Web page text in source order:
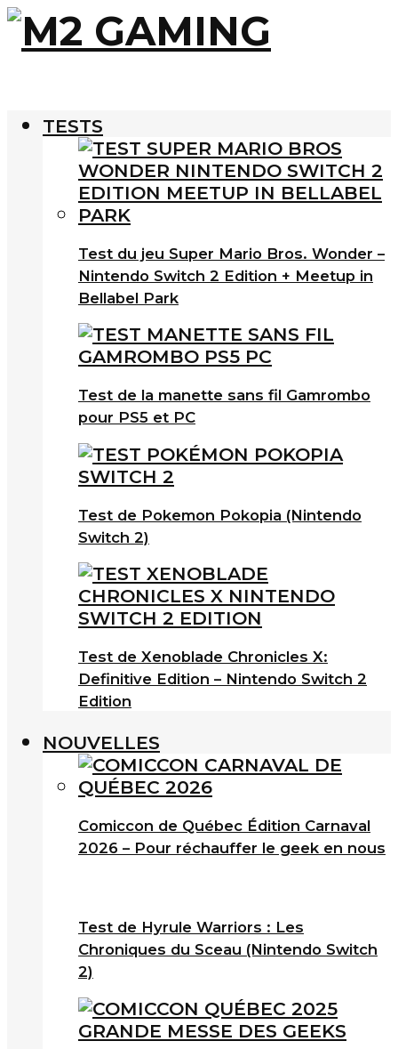
TESTS
Test du jeu Super Mario Bros. Wonder –
Nintendo Switch 2 Edition + Meetup in
Bellabel Park
Test de la manette sans fil Gamrombo
pour PS5 et PC
Test de Pokemon Pokopia (Nintendo
Switch 2)
Test de Xenoblade Chronicles X:
Definitive Edition – Nintendo Switch 2
Edition
NOUVELLES
Comiccon de Québec Édition Carnaval
2026 – Pour réchauffer le geek en nous
Test de Hyrule Warriors : Les
Chroniques du Sceau (Nintendo Switch
2)